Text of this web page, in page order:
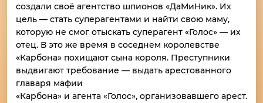
создали своё агентство шпионов «ДаМиНик». Их
цель — стать суперагентами и найти свою маму,
которую не смог отыскать суперагент «Голос» — их
отец. В это же время в соседнем королевстве
«Карбона» похищают сына короля. Преступники
выдвигают требование — выдать арестованного
главаря мафии
«Карбона» и агента «Голос», организовавшего арест.